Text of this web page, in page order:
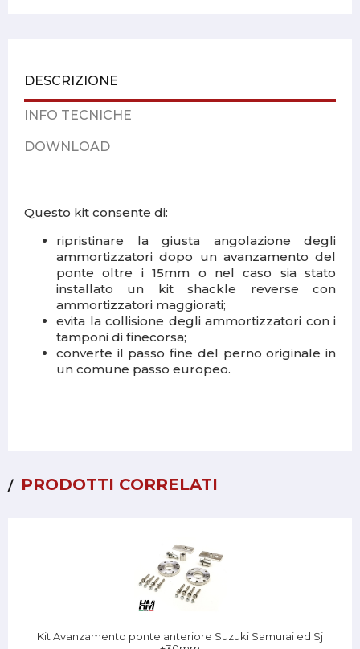
DESCRIZIONE
INFO TECNICHE
DOWNLOAD
Questo kit consente di:
ripristinare la giusta angolazione degli
ammortizzatori dopo un avanzamento del
ponte oltre i 15mm o nel caso sia stato
installato un kit shackle reverse con
ammortizzatori maggiorati;
evita la collisione degli ammortizzatori con i
tamponi di finecorsa;
converte il passo fine del perno originale in
un comune passo europeo.
PRODOTTI CORRELATI
Kit Avanzamento ponte anteriore Suzuki Samurai ed Sj